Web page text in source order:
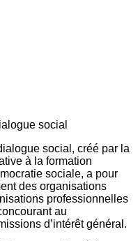
social, créé par la
à la formation
sociale, a pour
des organisations
professionnelles
au
d’intérêt général.